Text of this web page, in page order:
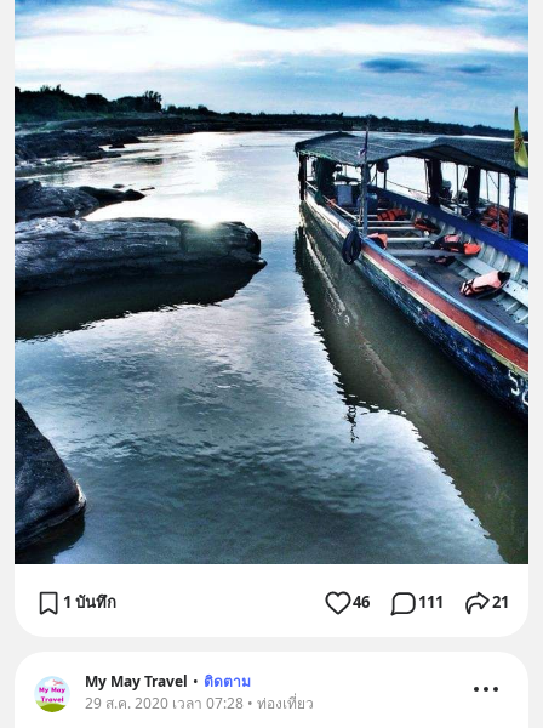
1 บันทึก 46 111 21
My May Travel • ติดตาม
29 ส.ค. 2020 เวลา 07:28 • ท่องเที่ยว